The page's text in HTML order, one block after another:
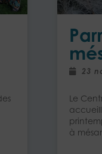
23
Le
à